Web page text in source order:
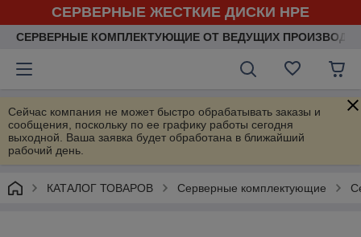
СЕРВЕРНЫЕ ЖЕСТКИЕ ДИСКИ HPE
СЕРВЕРНЫЕ КОМПЛЕКТУЮЩИЕ ОТ ВЕДУЩИХ
Сейчас компания не может быстро обрабатывать заказы и
сообщения, поскольку по ее графику работы сегодня
выходной. Ваша заявка будет обработана в ближайший
рабочий день.
КАТАЛОГ ТОВАРОВ Серверные комплектующие